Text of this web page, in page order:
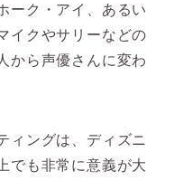
ーク・アイ、あるい
イクやサリーなどの
から声優さんに変わ
ィングは、ディズニ
でも非常に意義が大